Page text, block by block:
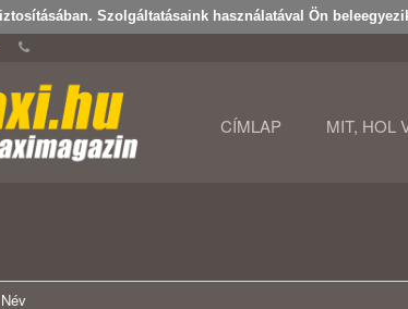
Szolgáltatásaink használatával Ön
CÍMLAP MIT, HOL
Név